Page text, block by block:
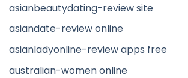
asianbeautydating-review site
asiandate-review online
asianladyonline-review apps free
australian-women online